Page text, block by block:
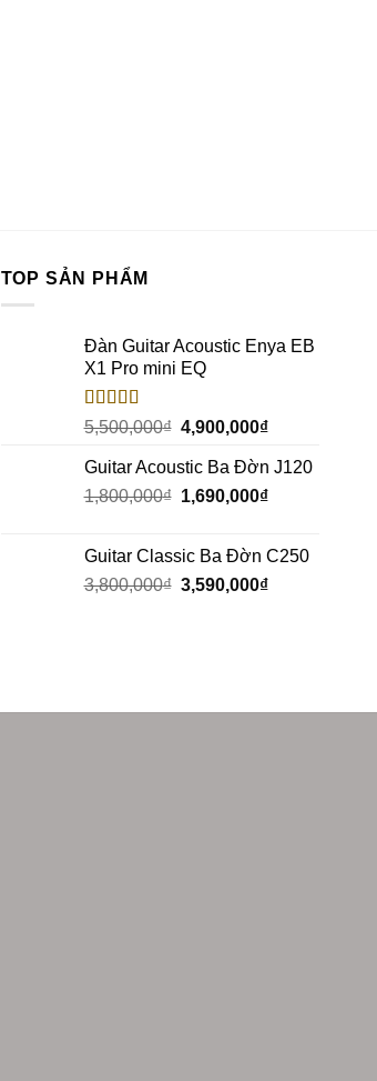
TOP SẢN PHẨM
Đàn Guitar Acoustic Enya EB
X1 Pro mini EQ
Rated5.00
out of 5
5,500,000₫ 4,900,000₫
Guitar Acoustic Ba Đờn J120
1,800,000₫ 1,690,000₫
Guitar Classic Ba Đờn C250
3,800,000₫ 3,590,000₫